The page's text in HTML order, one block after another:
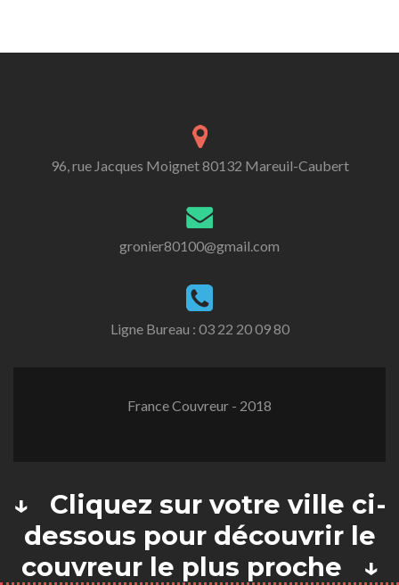
96, rue Jacques Moignet 80132 Mareuil-Caubert
gronier80100@gmail.com
Ligne Bureau : 03 22 20 09 80
France Couvreur - 2018
↓ Cliquez sur votre ville ci-
dessous pour découvrir le
couvreur le plus proche ↓